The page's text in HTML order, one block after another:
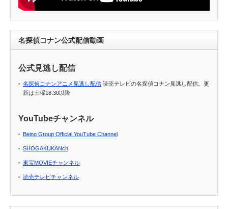
名探偵コナン公式配信動画
公式見逃し配信
名探偵コナンアニメ見逃し配信 読売テレビの名探偵コナン見逃し配信。更
新は土曜18:30以降
YouTubeチャンネル
Being Group Official YouTube Channel
SHOGAKUKANch
東宝MOVIEチャンネル
読売テレビチャンネル